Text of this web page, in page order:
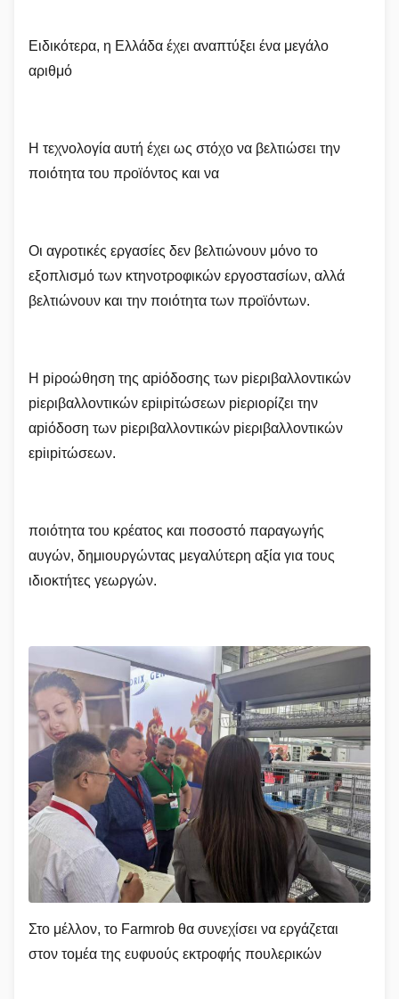
Ειδικότερα, η Ελλάδα έχει αναπτύξει ένα μεγάλο
αριθμό
Η τεχνολογία αυτή έχει ως στόχο να βελτιώσει την
ποιότητα του προϊόντος και να
Οι αγροτικές εργασίες δεν βελτιώνουν μόνο το
εξοπλισμό των κτηνοτροφικών εργοστασίων, αλλά
βελτιώνουν και την ποιότητα των προϊόντων.
Η piροώθηση της αpiόδοσης των piεριβαλλοντικών
piεριβαλλοντικών εpiιpiτώσεων piεριορίζει την
αpiόδοση των piεριβαλλοντικών piεριβαλλοντικών
εpiιpiτώσεων.
ποιότητα του κρέατος και ποσοστό παραγωγής
αυγών, δημιουργώντας μεγαλύτερη αξία για τους
ιδιοκτήτες γεωργών.
Στο μέλλον, το Farmrob θα συνεχίσει να εργάζεται
στον τομέα της ευφυούς εκτροφής πουλερικών